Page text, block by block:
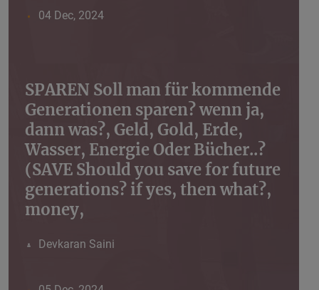
04 Dec, 2024
SPAREN Soll man für kommende
Generationen sparen? wenn ja,
dann was?, Geld, Gold, Erde,
Wasser, Energie Oder Bücher..?
(SAVE Should you save for future
generations? if yes, then what?,
money,
Devkaran Saini